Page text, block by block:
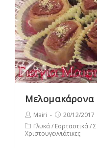
Μελομακάρονα
Post
author:
Mairi
Post
published:
20/12/2017
Post
category:
Γλυκά/ Εορταστικά/
Χριστουγεννιάτικες